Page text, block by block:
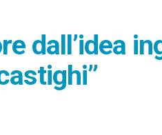
dall’idea